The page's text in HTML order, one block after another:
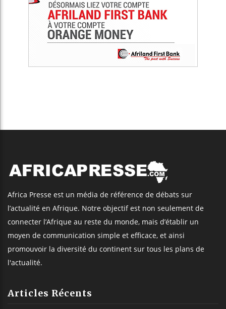
Africa Presse est un média de référence de débats sur
l’actualité en Afrique. Notre objectif est non seulement de
connecter l’Afrique au reste du monde, mais d’établir un
moyen de communication simple et efficace, et ainsi
promouvoir la diversité du continent sur tous les plans de
l'actualité.
Articles Récents